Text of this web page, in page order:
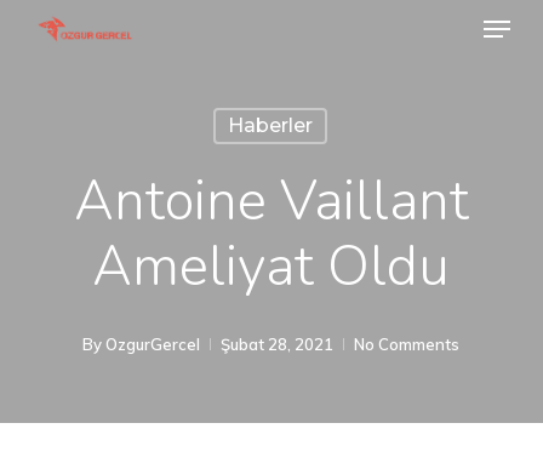
Menu
Haberler
Antoine Vaillant
Ameliyat Oldu
By OzgurGercel Şubat 28, 2021 No Comments